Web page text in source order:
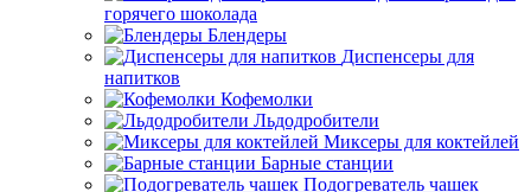
горячего шоколада
Блендеры
Диспенсеры для
напитков
Кофемолки
Льдодробители
Миксеры для коктейлей
Барные станции
Подогреватель чашек